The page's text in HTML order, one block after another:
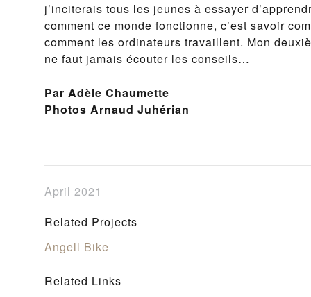
j’inciterais tous les jeunes à essayer
comment ce monde fonctionne, c’est savoir
comment les ordinateurs travaillent. Mon
ne faut jamais écouter les conseils…
Par Adèle Chaumette
Photos Arnaud Juhérian
April 2021
Related Projects
Angell Bike
Related Links